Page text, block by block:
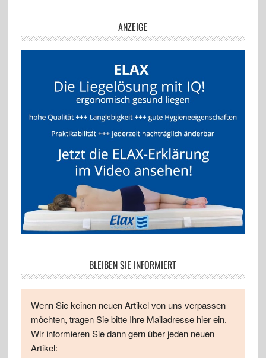
ANZEIGE
BLEIBEN SIE INFORMIERT
Wenn Sie keinen neuen Artikel von uns verpassen
möchten, tragen Sie bitte Ihre Mailadresse hier ein.
Wir informieren Sie dann gern über jeden neuen
Artikel: